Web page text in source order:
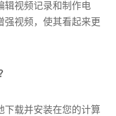
辑视频记录和制作电
强视频，使其看起来更
下载并安装在您的计算